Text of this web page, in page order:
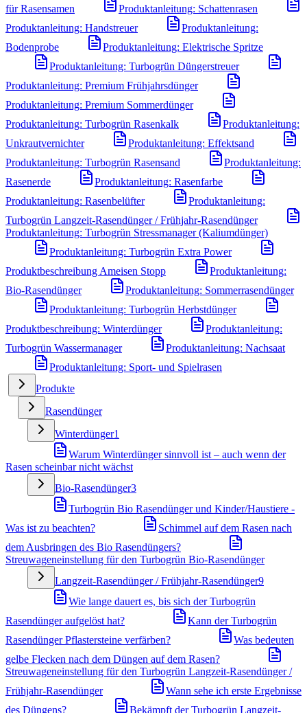
für Rasensamen
Produktanleitung: Schattenrasen
Produktanleitung: Handstreuer
Produktanleitung:
Bodenprobe
Produktanleitung: Elektrische Spritze
Produktanleitung: Turbogrün Düngerstreuer
Produktanleitung: Premium Frühjahrsdünger
Produktanleitung: Premium Sommerdünger
Produktanleitung: Turbogrün Rasenkalk
Produktanleitung:
Unkrautvernichter
Produktanleitung: Effektsand
Produktanleitung: Turbogrün Rasensand
Produktanleitung:
Rasenerde
Produktanleitung: Rasenfarbe
Produktanleitung: Rasenbelüfter
Produktanleitung:
Turbogrün Langzeit-Rasendünger / Frühjahr-Rasendünger
Produktanleitung: Turbogrün Stressmanager (Kaliumdünger)
Produktanleitung: Turbogrün Extra Power
Produktbeschreibung Ameisen Stopp
Produktanleitung:
Bio-Rasendünger
Produktanleitung: Sommerrasendünger
Produktanleitung: Turbogrün Herbstdünger
Produktbeschreibung: Winterdünger
Produktanleitung:
Turbogrün Wassermanager
Produktanleitung: Nachsaat
Produktanleitung: Sport- und Spielrasen
Produkte
Rasendünger
Winterdünger1
Warum Winterdünger sinnvoll ist – auch wenn der
Rasen scheinbar nicht wächst
Bio-Rasendünger3
Turbogrün Bio Rasendünger und Kinder/Haustiere -
Was ist zu beachten?
Schimmel auf dem Rasen nach
dem Ausbringen des Bio Rasendüngers?
Streuwageneinstellung für den Turbogrün Bio-Rasendünger
Langzeit-Rasendünger / Frühjahr-Rasendünger9
Wie lange dauert es, bis sich der Turbogrün
Rasendünger aufgelöst hat?
Kann der Turbogrün
Rasendünger Pflastersteine verfärben?
Was bedeuten
gelbe Flecken nach dem Düngen auf dem Rasen?
Streuwageneinstellung für den Turbogrün Langzeit-Rasendünger /
Frühjahr-Rasendünger
Wann sehe ich erste Ergebnisse
des Düngens?
Bekämpft der Turbogrün Langzeit-